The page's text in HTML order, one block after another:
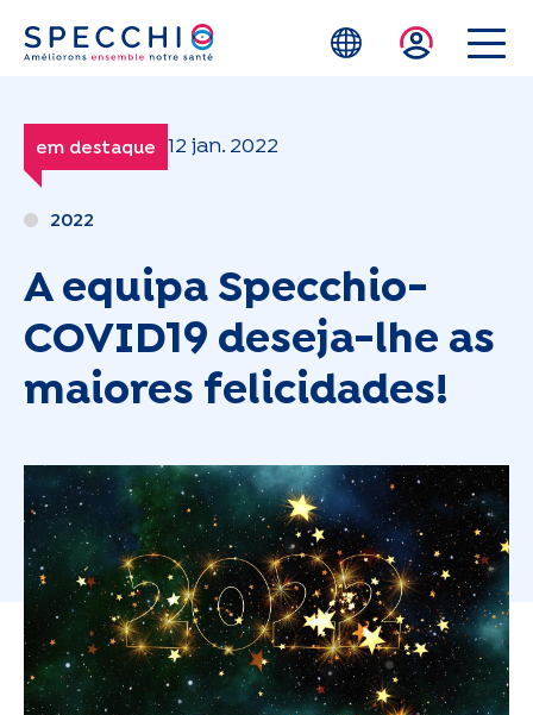
Skip to main content
em destaque 12 jan. 2022
2022
A equipa Specchio-
COVID19 deseja-lhe as
maiores felicidades!